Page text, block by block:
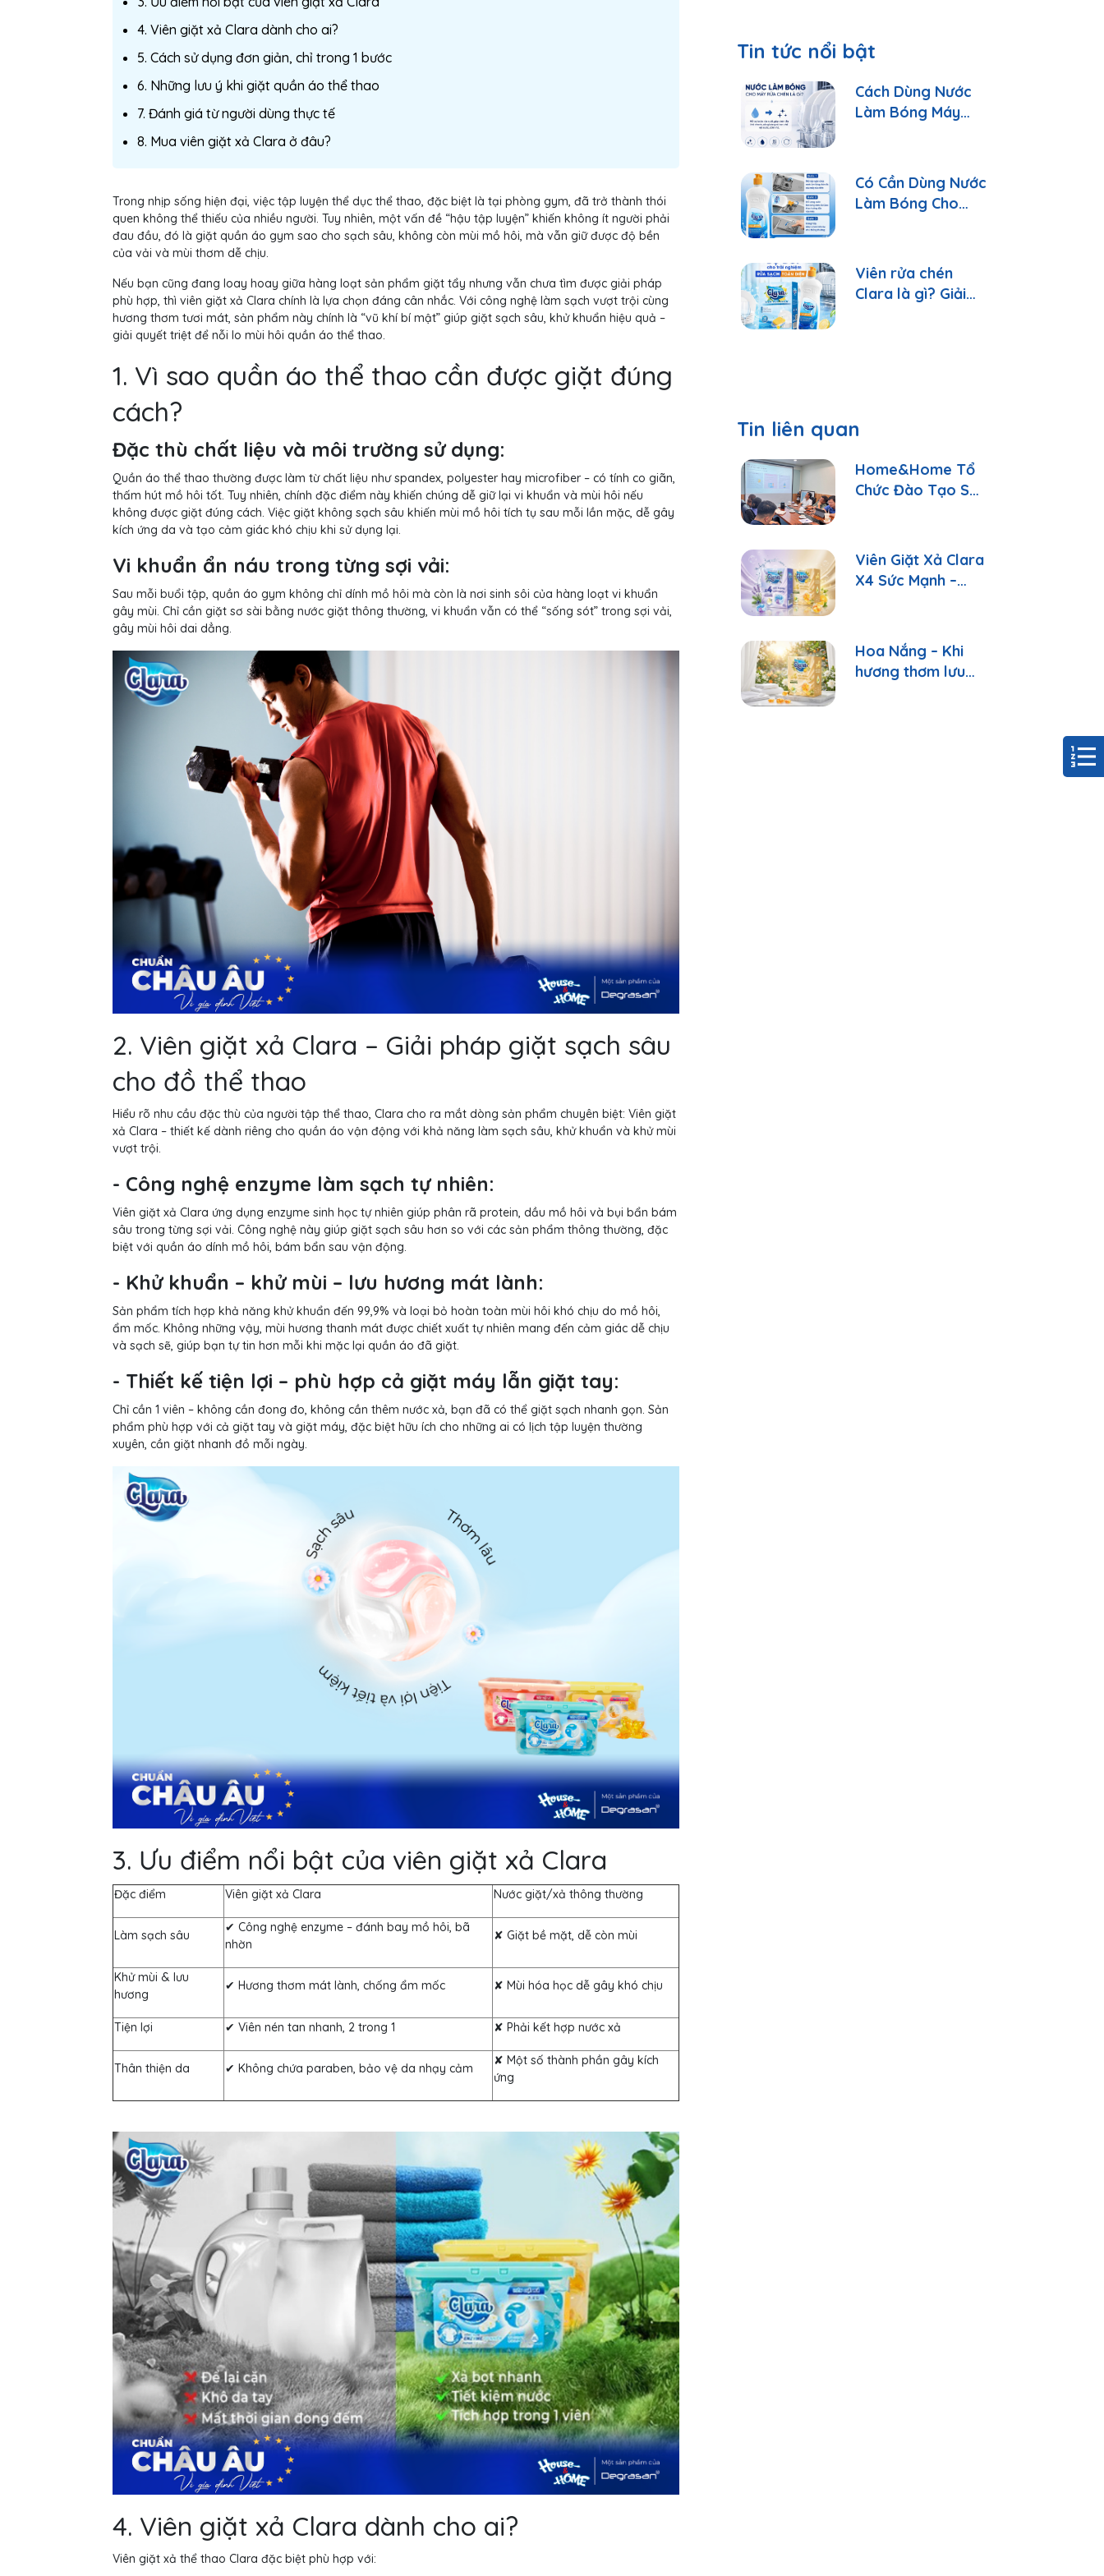
4. Viên giặt xả Clara dành cho ai?
5. Cách sử dụng đơn giản, chỉ trong 1 bước
6. Những lưu ý khi giặt quần áo thể thao
7. Đánh giá từ người dùng thực tế
8. Mua viên giặt xả Clara ở đâu?
Trong nhịp sống hiện đại, việc tập luyện thể dục thể thao, đặc biệt là tại phòng gym, đã trở thành thói
quen không thể thiếu của nhiều người. Tuy nhiên, một vấn đề “hậu tập luyện” khiến không ít người phải
đau đầu, đó là giặt quần áo gym sao cho sạch sâu, không còn mùi mồ hôi, mà vẫn giữ được độ bền
của vải và mùi thơm dễ chịu.
Nếu bạn cũng đang loay hoay giữa hàng loạt sản phẩm giặt tẩy nhưng vẫn chưa tìm được giải pháp
phù hợp, thì viên giặt xả Clara chính là lựa chọn đáng cân nhắc. Với công nghệ làm sạch vượt trội cùng
hương thơm tươi mát, sản phẩm này chính là “vũ khí bí mật” giúp giặt sạch sâu, khử khuẩn hiệu quả –
giải quyết triệt để nỗi lo mùi hôi quần áo thể thao.
1. Vì sao quần áo thể thao cần được giặt đúng
cách?
Đặc thù chất liệu và môi trường sử dụng:
Quần áo thể thao thường được làm từ chất liệu như spandex, polyester hay microfiber – có tính co giãn,
thấm hút mồ hôi tốt. Tuy nhiên, chính đặc điểm này khiến chúng dễ giữ lại vi khuẩn và mùi hôi nếu
không được giặt đúng cách. Việc giặt không sạch sâu khiến mùi mồ hôi tích tụ sau mỗi lần mặc, dễ gây
kích ứng da và tạo cảm giác khó chịu khi sử dụng lại.
Vi khuẩn ẩn náu trong từng sợi vải:
Sau mỗi buổi tập, quần áo gym không chỉ dính mồ hôi mà còn là nơi sinh sôi của hàng loạt vi khuẩn
gây mùi. Chỉ cần giặt sơ sài bằng nước giặt thông thường, vi khuẩn vẫn có thể “sống sót” trong sợi vải,
gây mùi hôi dai dẳng.
2. Viên giặt xả Clara – Giải pháp giặt sạch sâu
cho đồ thể thao
Hiểu rõ nhu cầu đặc thù của người tập thể thao, Clara cho ra mắt dòng sản phẩm chuyên biệt: Viên giặt
xả Clara – thiết kế dành riêng cho quần áo vận động với khả năng làm sạch sâu, khử khuẩn và khử mùi
vượt trội.
- Công nghệ enzyme làm sạch tự nhiên:
Viên giặt xả Clara ứng dụng enzyme sinh học tự nhiên giúp phân rã protein, dầu mồ hôi và bụi bẩn bám
sâu trong từng sợi vải. Công nghệ này giúp giặt sạch sâu hơn so với các sản phẩm thông thường, đặc
biệt với quần áo dính mồ hôi, bám bẩn sau vận động.
- Khử khuẩn – khử mùi – lưu hương mát lành:
Sản phẩm tích hợp khả năng khử khuẩn đến 99,9% và loại bỏ hoàn toàn mùi hôi khó chịu do mồ hôi,
ẩm mốc. Không những vậy, mùi hương thanh mát được chiết xuất tự nhiên mang đến cảm giác dễ chịu
và sạch sẽ, giúp bạn tự tin hơn mỗi khi mặc lại quần áo đã giặt.
- Thiết kế tiện lợi – phù hợp cả giặt máy lẫn giặt tay:
Chỉ cần 1 viên – không cần đong đo, không cần thêm nước xả, bạn đã có thể giặt sạch nhanh gọn. Sản
phẩm phù hợp với cả giặt tay và giặt máy, đặc biệt hữu ích cho những ai có lịch tập luyện thường
xuyên, cần giặt nhanh đồ mỗi ngày.
3. Ưu điểm nổi bật của viên giặt xả Clara
Đặc điểm Viên giặt xả Clara Nước giặt/xả thông thường
Làm sạch sâu
✔ Công nghệ enzyme – đánh bay mồ hôi, bã
nhờn
✘ Giặt bề mặt, dễ còn mùi
Khử mùi & lưu
hương
✔ Hương thơm mát lành, chống ẩm mốc ✘ Mùi hóa học dễ gây khó chịu
Tiện lợi ✔ Viên nén tan nhanh, 2 trong 1 ✘ Phải kết hợp nước xả
Thân thiện da ✔ Không chứa paraben, bảo vệ da nhạy cảm
✘ Một số thành phần gây kích
ứng
4. Viên giặt xả Clara dành cho ai?
Viên giặt xả thể thao Clara đặc biệt phù hợp với:
Tin tức nổi bật
Cách Dùng Nước
Làm Bóng Máy
Có Cần Dùng Nước
Làm Bóng Cho
Viên rửa chén
Clara là gì? Giải
Tin liên quan
Home&Home Tổ
Chức Đào Tạo Sản
Hơn
Viên Giặt Xả Clara
X4 Sức Mạnh –
Hoa Nắng – Khi
hương thơm lưu